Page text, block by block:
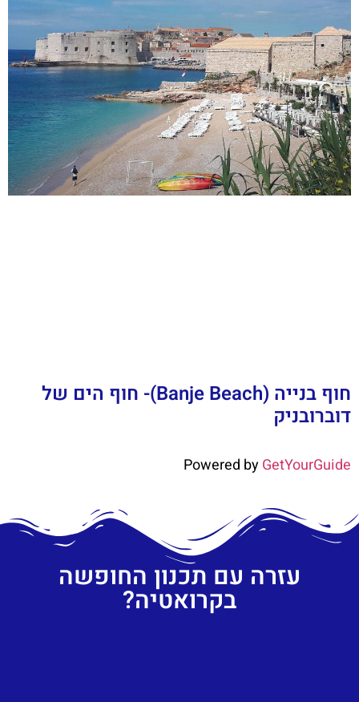
חוף בנייה (Banje Beach)- חוף הים של
דוברובניק
Powered byGetYourGuide
עזרה עם תכנון החופשה
בקרואטיה?